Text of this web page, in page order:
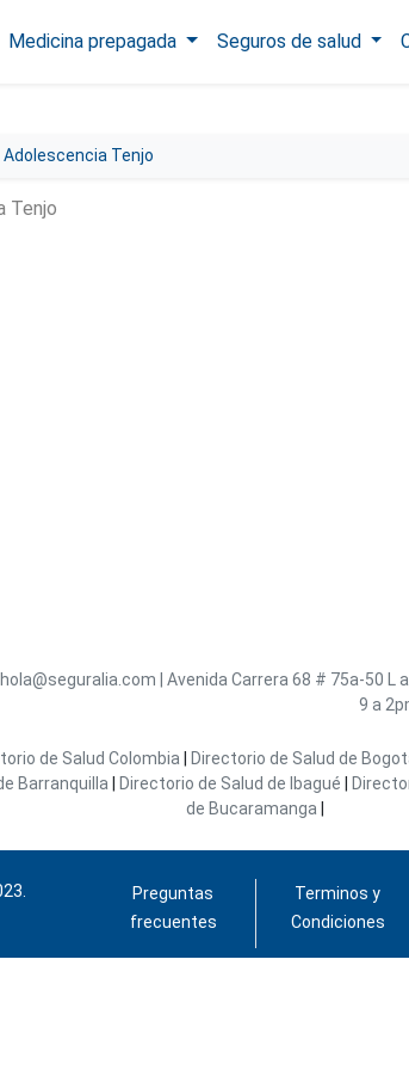
Medicina prepagada Seguros de salud
Adolescencia Tenjo
Tenjo
hola@seguralia.com Avenida Carrera 68 # 75a-50
9 a
de Salud Colombia Directorio de Salud de
Barranquilla Directorio de Salud de Ibagué
de Bucaramanga
Preguntas
frecuentes
Terminos y
Condiciones